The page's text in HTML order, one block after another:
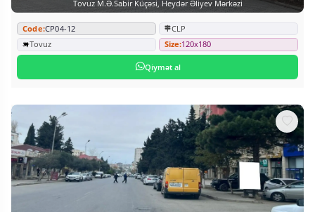
Tovuz M.Ə.Sabir Küçəsi, Heydər Əliyev Mərkəzi
Code:CP04-12
CLP
Tovuz
Size:120x180
Qiymət al